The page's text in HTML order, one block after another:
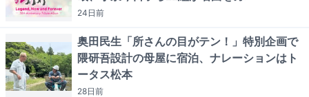
24日前
奥田民生「所さんの目がテン！」特別企画で
隈研吾設計の母屋に宿泊、ナレーションはト
ータス松本
28日前